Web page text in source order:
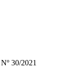
30/2021